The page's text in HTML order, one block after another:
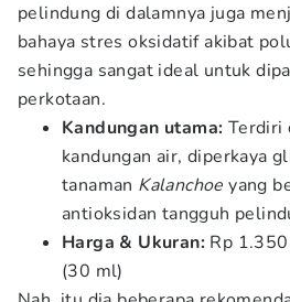
pelindung di dalamnya juga
bahaya stres oksidatif akibat
sehingga sangat ideal untuk
perkotaan.
Kandungan utama: Terdiri
kandungan air, diperkaya
tanaman Kalanchoe yang
antioksidan tangguh
Harga & Ukuran: Rp
(30 ml)